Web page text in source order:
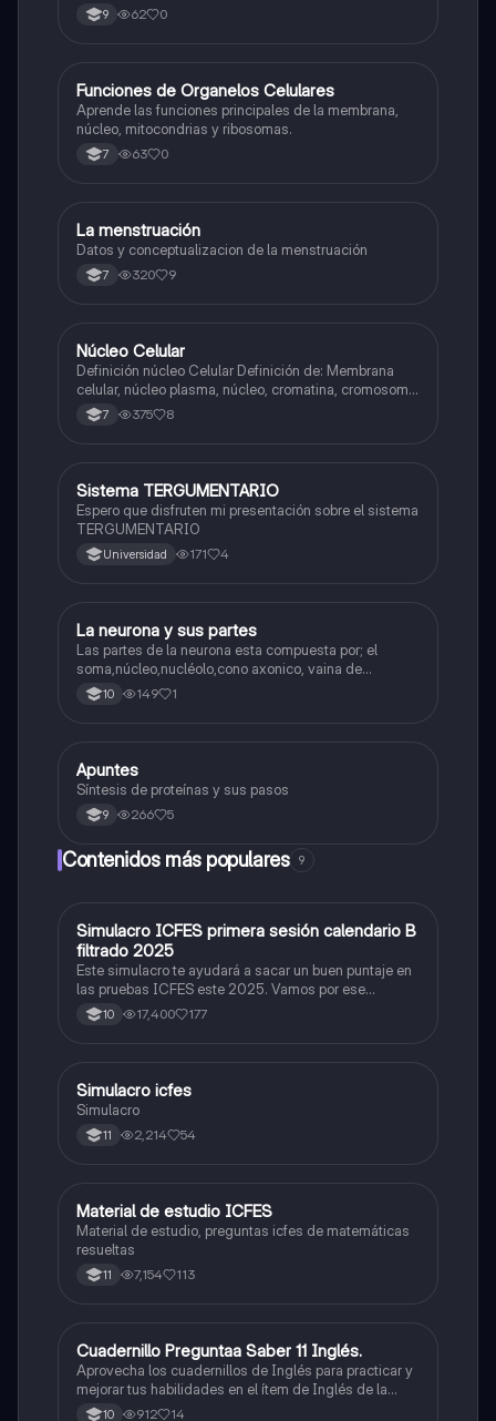
9 62 0
FBiologia
Funciones de Organelos Celulares
Aprende las funciones principales de la membrana,
núcleo, mitocondrias y ribosomas.
7 63 0
Biologia
La menstruación
Datos y conceptualizacion de la menstruación
7 320 9
Biologia
Núcleo Celular
Definición núcleo Celular Definición de: Membrana
celular, núcleo plasma, núcleo, cromatina, cromosoma
Interfase Fases de la interfase
7 375 8
Biologia
Sistema TERGUMENTARIO
Espero que disfruten mi presentación sobre el sistema
TERGUMENTARIO
Universidad 171 4
Biologia
La neurona y sus partes
Las partes de la neurona esta compuesta por; el
soma,núcleo,nucléolo,cono axonico, vaina de
mielina,celula schwan,núcleo de schwann,nódulo de
Ranvier,terminal axonico Arborizacion terminal, botón
10 149 1
Biologia
Apuntes
Síntesis de proteínas y sus pasos
9 266 5
Contenidos más populares 9
ICFES: Matemáticas
Simulacro ICFES primera sesión calendario B
filtrado 2025
Este simulacro te ayudará a sacar un buen puntaje en
las pruebas ICFES este 2025. Vamos por ese
500/500. Y poder ser admitido en la universidad que
quieras, estudiar la carrera que quieres y no la que te
10 17,400 177
ICFES: Lectura Crítica
Simulacro icfes
Simulacro
11 2,214 54
ICFES: Matemáticas
Material de estudio ICFES
Material de estudio, preguntas icfes de matemáticas
resueltas
11 7,154 113
ICFES: Inglés
Cuadernillo Preguntaa Saber 11 Inglés.
Aprovecha los cuadernillos de Inglés para practicar y
mejorar tus habilidades en el ítem de Inglés de la
Prueba Saber 11. 🫡
10 912 14